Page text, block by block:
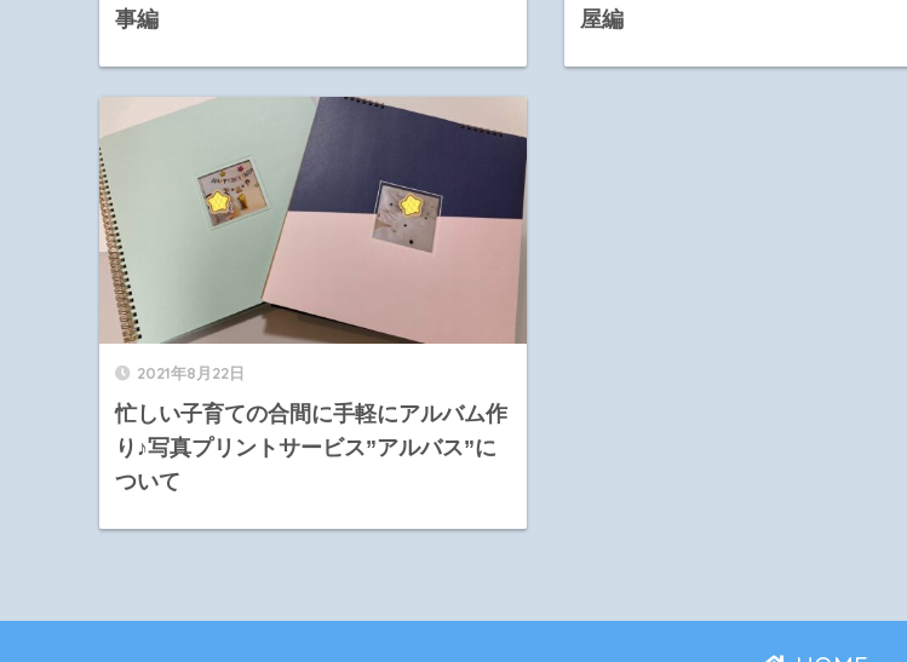
事編
屋編
2021年8月22日
忙しい子育ての合間に手軽にアルバム作
り♪写真プリントサービス”アルバス”に
ついて